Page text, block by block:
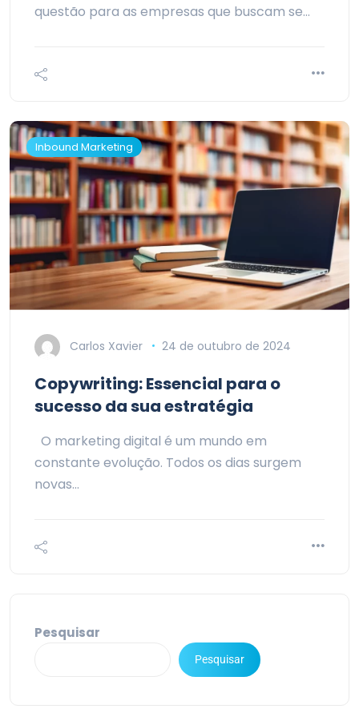
questão para as empresas que buscam se…
Inbound Marketing
Carlos Xavier 24 de outubro de 2024
Copywriting: Essencial para o
sucesso da sua estratégia
O marketing digital é um mundo em
constante evolução. Todos os dias surgem
novas…
Pesquisar
Pesquisar